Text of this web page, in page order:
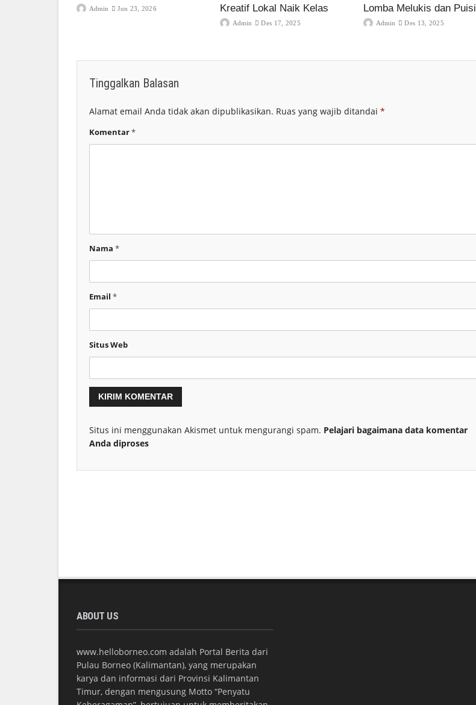
Admin Jun 23, 2026
Kreatif Lokal Naik Kelas
Admin Des 17, 2025
Lomba Melukis dan Puisi
Admin Des 13, 2025
Tinggalkan Balasan
Alamat email Anda tidak akan dipublikasikan. Ruas yang wajib ditandai *
Komentar*
Nama *
Email *
Situs Web
Situs ini menggunakan Akismet untuk mengurangi spam. Pelajari bagaimana data komentar
Anda diproses
ABOUT US
www.helloborneo.com adalah Portal Berita dari
Pulau Borneo (Kalimantan), yang merupakan
karya dan informasi dari Provinsi Kalimantan
Timur, dengan mengusung Motto “Penyatu